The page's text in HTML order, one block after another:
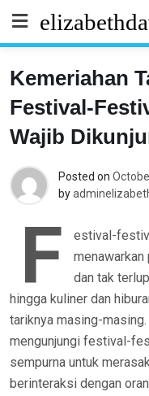
content
Kemeriahan
Festival-
Wajib
Posted on
by
F
estival-
menawarkan
dan tak
hingga kuliner dan
tariknya masing-
mengunjungi festival-
sempurna untuk
berinteraksi dengan